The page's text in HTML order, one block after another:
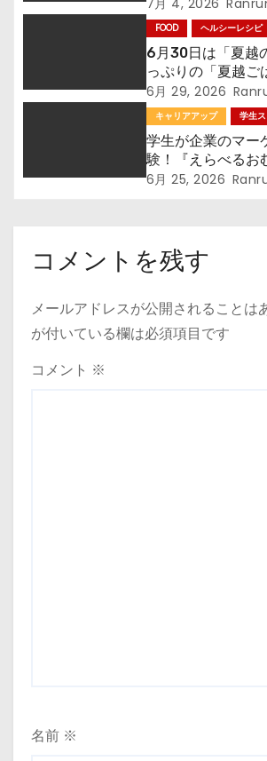
学年なんて関係な
る“私らしく”成長
7月 4, 2026
FOOD ヘルシーレシピ
6月30日は「夏越
っぷりの「夏越ご
レシピ3品紹介
6月 29, 2026
キャリアアップ 学生
学生が企業のマー
験！『えらべるお
ド』をテーマにグ
6月 25, 2026
コメントを残す
メールアドレスが公開されることは
が付いている欄は必須項目です
コメント ※
名前 ※